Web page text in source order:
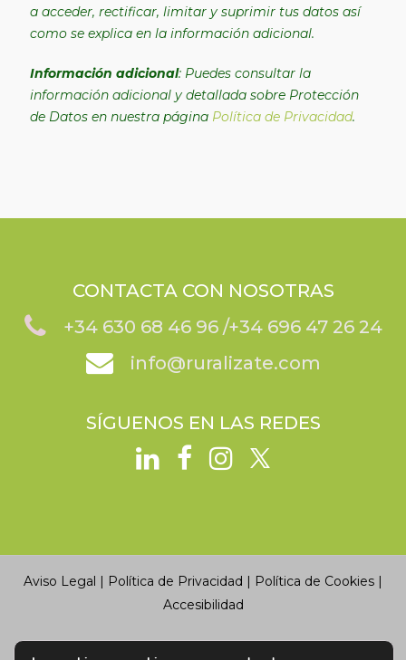
a acceder, rectificar, limitar y suprimir tus datos así
como se explica en la información adicional.
Información adicional: Puedes consultar la
información adicional y detallada sobre Protección
de Datos en nuestra página Política de Privacidad.
CONTACTA CON NOSOTRAS
+34 630 68 46 96 /+34 696 47 26 24
info@ruralizate.com
SÍGUENOS EN LAS REDES
Aviso Legal Política de Privacidad Política de Cookies
Accesibilidad